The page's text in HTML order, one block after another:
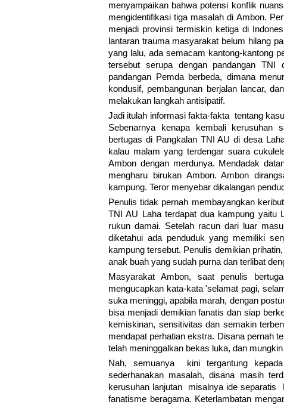
menyampaikan bahwa potensi konflik
mengidentifikasi tiga masalah di Ambon.
menjadi provinsi termiskin ketiga di
lantaran trauma masyarakat belum hilang
yang lalu, ada semacam kantong-kantong
tersebut serupa dengan pandangan TNI
pandangan Pemda berbeda, dimana
kondusif, pembangunan berjalan lancar,
melakukan langkah antisipatif.
Jadi itulah informasi fakta-fakta tentang
Sebenarnya kenapa kembali kerusuhan
bertugas di Pangkalan TNI AU di desa
kalau malam yang terdengar suara
Ambon dengan merdunya. Mendadak
mengharu birukan Ambon. Ambon
kampung. Teror menyebar dikalangan
Penulis tidak pernah membayangkan
TNI AU Laha terdapat dua kampung yaitu
rukun damai. Setelah racun dari luar
diketahui ada penduduk yang memiliki
kampung tersebut. Penulis demikian
anak buah yang sudah purna dan terlibat
Masyarakat Ambon, saat penulis
mengucapkan kata-kata 'selamat pagi,
suka meninggi, apabila marah, dengan
bisa menjadi demikian fanatis dan siap
kemiskinan, sensitivitas dan semakin
mendapat perhatian ekstra. Disana pernah
telah meninggalkan bekas luka, dan
Nah, semuanya kini tergantung
sederhanakan masalah, disana masih
kerusuhan lanjutan misalnya ide
fanatisme beragama. Keterlambatan